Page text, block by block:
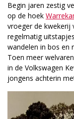
Begin jaren zestig
op de hoek
vroeger de kwekerij
regelmatig
wandelen in bos en
Toen meer
in de Volkswagen
jongens achterin